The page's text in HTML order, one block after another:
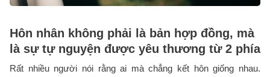
Hôn nhân không phải là bản hợp đồng, mà
là sự tự nguyện được yêu thương từ 2 phía
Rất nhiều người nói rằng ai mà chẳng kết hôn giống nhau.